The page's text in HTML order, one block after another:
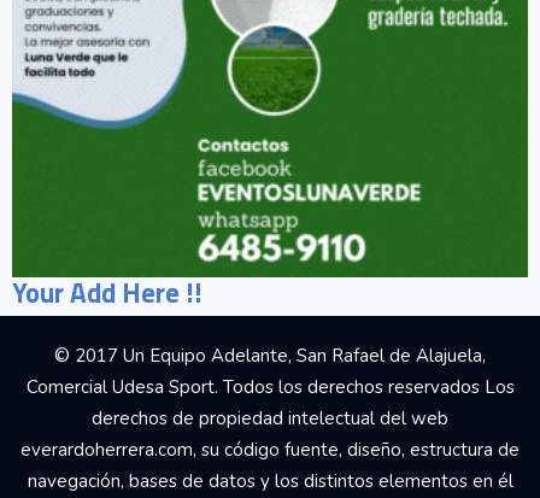
Your Add Here !!
© 2017 Un Equipo Adelante, San Rafael de Alajuela,
Comercial Udesa Sport. Todos los derechos reservados Los
derechos de propiedad intelectual del web
everardoherrera.com, su código fuente, diseño, estructura de
navegación, bases de datos y los distintos elementos en él